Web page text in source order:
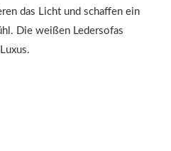
das Licht und schaffen ein
Die weißen Ledersofas